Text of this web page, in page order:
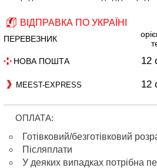
ВІДПРАВКА ПО УКРАЇНІ
ПЕРЕВЕЗНИК
НОВА ПОШТА 12
MEEST-EXPRESS 12
ОПЛАТА:
Готівковий/безготівковий
Післяплати
У деяких випадках потрібна